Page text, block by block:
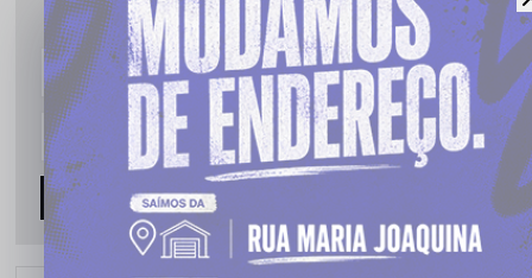
PRODUTO INDISPONÍVEL
Cadastre seu email que te avisaremos quando estiver disponível: